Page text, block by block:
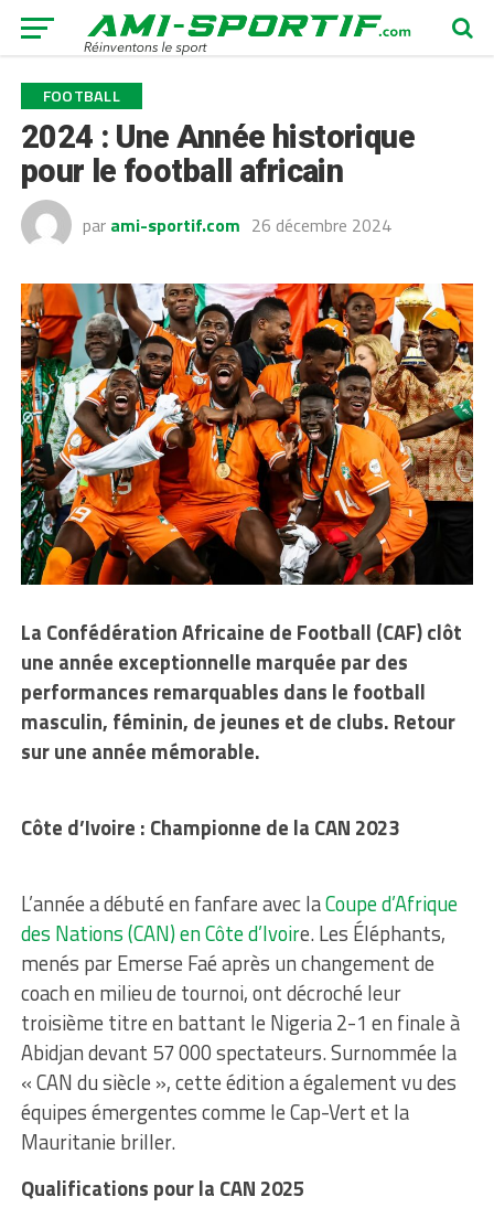
FOOTBALL
2024 : Une Année historique
pour le football africain
par ami-sportif.com 26 décembre 2024
La Confédération Africaine de Football (CAF) clôt
une année exceptionnelle marquée par des
performances remarquables dans le football
masculin, féminin, de jeunes et de clubs. Retour
sur une année mémorable.
Côte d’Ivoire : Championne de la CAN 2023
L’année a débuté en fanfare avec laCoupe d’Afrique
des Nations (CAN) en Côte d’Ivoire. Les Éléphants,
menés par Emerse Faé après un changement de
coach en milieu de tournoi, ont décroché leur
troisième titre en battant le Nigeria 2-1 en finale à
Abidjan devant 57 000 spectateurs. Surnommée la
« CAN du siècle », cette édition a également vu des
équipes émergentes comme le Cap-Vert et la
Mauritanie briller.
Qualifications pour la CAN 2025